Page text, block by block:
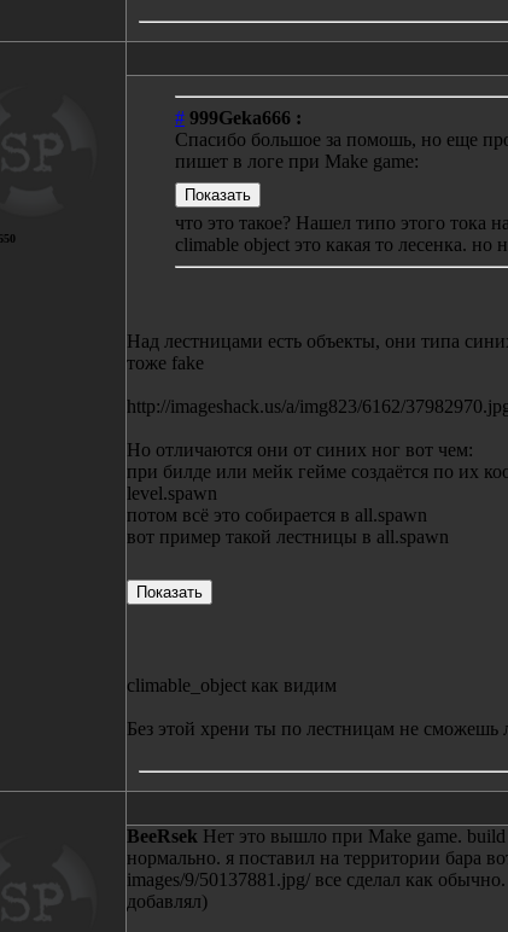
# 999Geka666 :
Спасибо большое за помошь, но еще
пишет в логе при Make game:
что это такое? Нашел типо этого тока
climable object это какая то лесенка. но
Над лестницами есть объекты, они типа
тоже fake
http://imageshack.us/a/img823/6162/
Но отличаются они от синих ног вот чем:
при билде или мейк гейме создаётся по их
level.spawn
потом всё это собирается в all.spawn
вот пример такой лестницы в all.spawn
climable_object как видим
Без этой хрени ты по лестницам не сможешь
BeeRsek Нет это вышло при Make game.
нормально. я поставил на территории бара
images/9/50137881.jpg/ все сделал как
добавлял)